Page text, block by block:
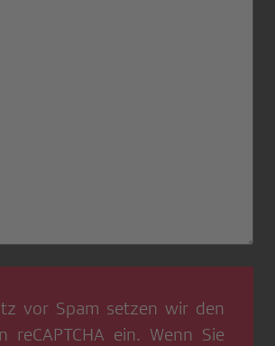
vor Spam setzen wir den
reCAPTCHA ein. Wenn Sie